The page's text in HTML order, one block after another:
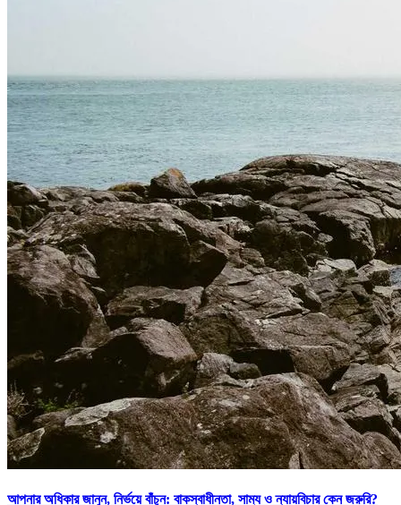
আপনার অধিকার জানুন, নির্ভয়ে বাঁচুন: বাকস্বাধীনতা, সাম্য ও ন্যায়বিচার কেন জরুরি?